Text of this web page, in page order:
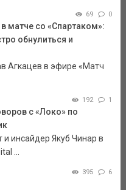
69 0
матче со «Спартаком»:
обнулиться и
Агкацев в эфире «Матч
192 1
с «Локо» по
инсайдер Якуб Чинар в
...
395 6